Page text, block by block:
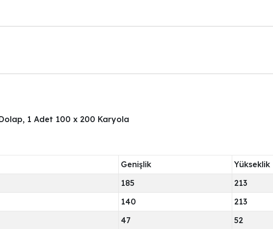
Dolap, 1 Adet 100 x 200 Karyola
Genişlik
Yükseklik
185 213
140 213
47 52